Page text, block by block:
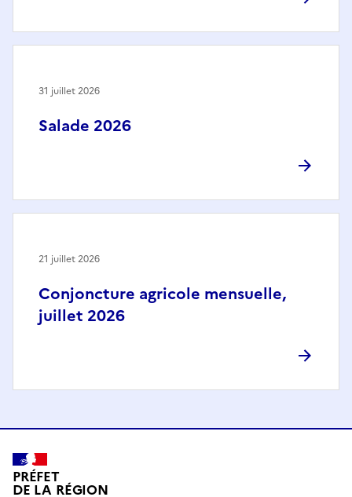
Salade 2026
31 juillet 2026
Conjoncture agricole mensuelle,
juillet 2026
21 juillet 2026
PRÉFET
DE LA RÉGION